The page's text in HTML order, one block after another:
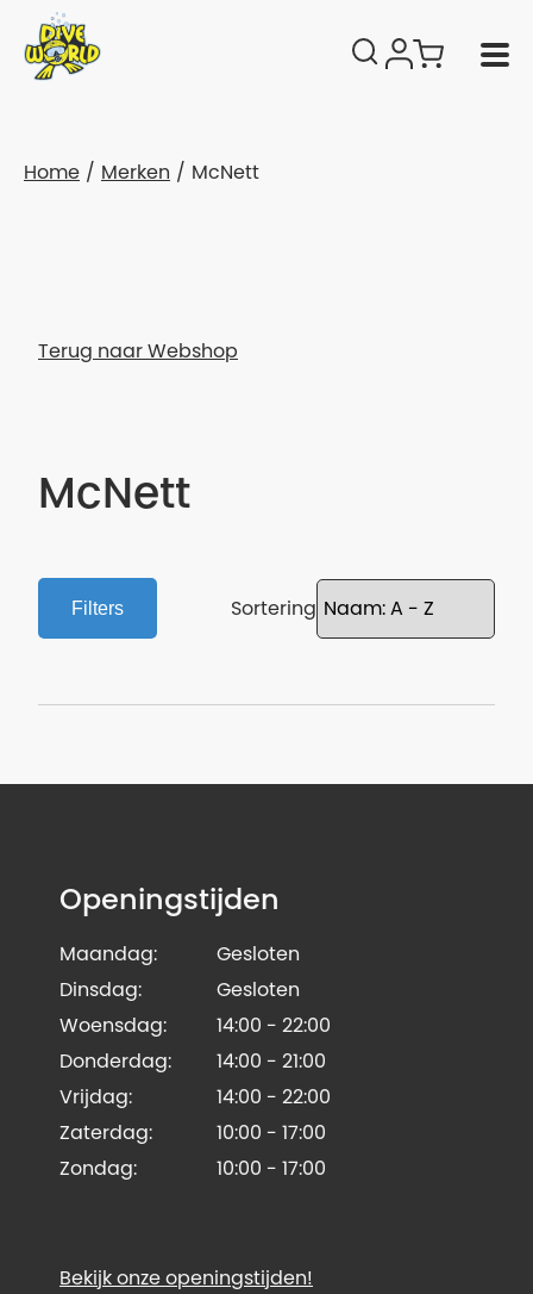
Home Merken McNett
Terug naar Webshop
McNett
Filters Sortering
Openingstijden
Maandag:
Gesloten
Dinsdag:
Gesloten
Woensdag:
14:00 - 22:00
Donderdag:
14:00 - 21:00
Vrijdag:
14:00 - 22:00
Zaterdag:
10:00 - 17:00
Zondag:
10:00 - 17:00
Bekijk onze openingstijden!